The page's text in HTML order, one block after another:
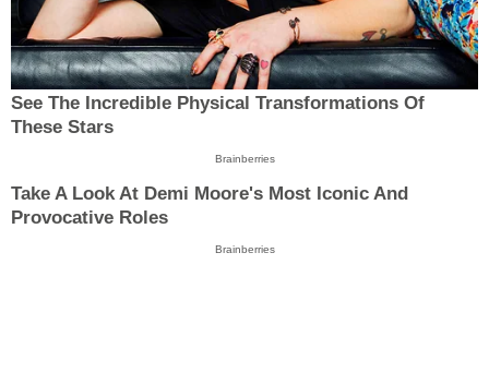
See The Incredible Physical Transformations Of
These Stars
Brainberries
Take A Look At Demi Moore's Most Iconic And
Provocative Roles
Brainberries